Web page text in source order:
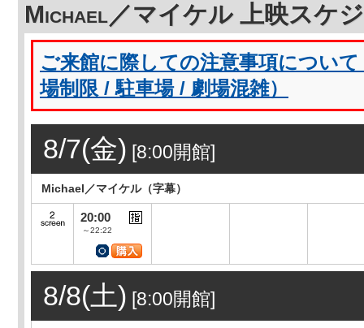
Michael／マイケル 上映スケ
ご来館に際しての注意事項につい
場制限 / 駐車場 / 劇場混雑）
8/7(金) [8:00開館]
Michael／マイケル（字幕）
20:00
～22:22
8/8(土) [8:00開館]